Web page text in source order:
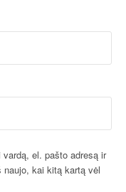
el. pašto adresą ir
kai kitą kartą vėl